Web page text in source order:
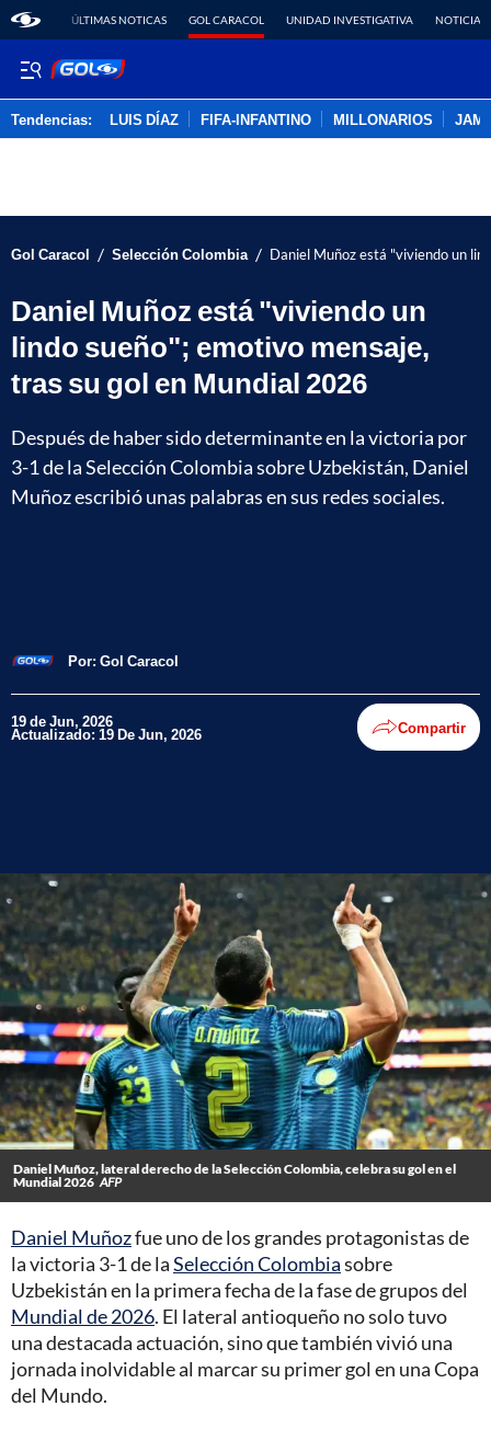
ÚLTIMAS NOTICAS GOL CARACOL UNIDAD INVESTIGATIVA NOTICIAS
Tendencias: LUIS DÍAZ FIFA-INFANTINO MILLONARIOS
Gol Caracol / Selección Colombia / Daniel Muñoz está "viviendo un
Daniel Muñoz está "viviendo un
lindo sueño"; emotivo mensaje,
tras su gol en Mundial 2026
Después de haber sido determinante en la victoria por
3-1 de la Selección Colombia sobre Uzbekistán, Daniel
Muñoz escribió unas palabras en sus redes sociales.
Por: Gol Caracol
19 de Jun, 2026
Actualizado: 19 De Jun, 2026 Compartir
Daniel Muñoz, lateral derecho de la Selección Colombia, celebra su gol en el
Mundial 2026 AFP
Daniel Muñozfue uno de los grandes protagonistas de
la victoria 3-1 de laSelección Colombiasobre
Uzbekistán en la primera fecha de la fase de grupos del
Mundial de 2026. El lateral antioqueño no solo tuvo
una destacada actuación, sino que también vivió una
jornada inolvidable al marcar su primer gol en una Copa
del Mundo.